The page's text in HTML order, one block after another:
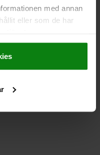
med annan
eller som de har
statussensor